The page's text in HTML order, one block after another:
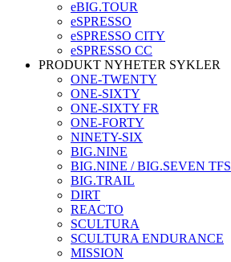
eBIG.TOUR
eSPRESSO
eSPRESSO CITY
eSPRESSO CC
PRODUKT NYHETER SYKLER
ONE-TWENTY
ONE-SIXTY
ONE-SIXTY FR
ONE-FORTY
NINETY-SIX
BIG.NINE
BIG.NINE / BIG.SEVEN TFS
BIG.TRAIL
DIRT
REACTO
SCULTURA
SCULTURA ENDURANCE
MISSION